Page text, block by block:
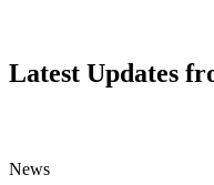
Latest Updates
News